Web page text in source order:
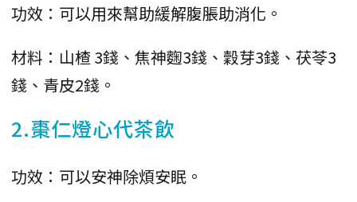
功效：可以用來幫助緩解腹脹助消化。
材料：山楂 3錢、焦神麴3錢、穀芽3錢、茯苓3
錢、青皮2錢。
2.棗仁燈心代茶飲
功效：可以安神除煩安眠。